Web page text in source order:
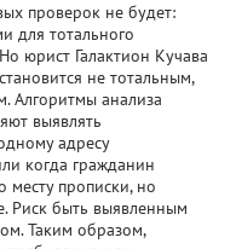
проверок не будет:
для тотального
юрист Галактион Кучава
не тотальным,
Алгоритмы анализа
выявлять
адресу
когда гражданин
месту прописки, но
Риск быть выявленным
Таким образом,